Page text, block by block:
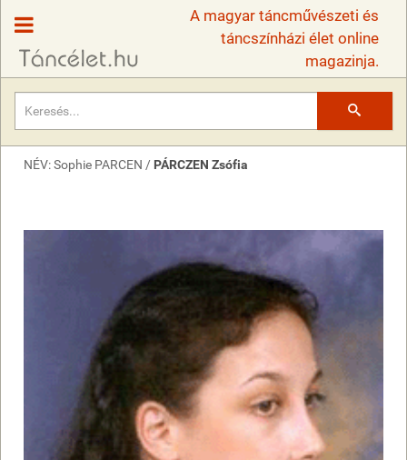
A magyar táncművészeti és
táncszínházi élet online
magazinja.
NÉV: Sophie PARCEN / PÁRCZEN Zsófia